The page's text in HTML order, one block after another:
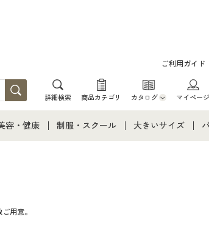
ご利用ガイド
詳細検索 商品カテゴリ カタログ
カタログ・チラシからのご注文
マイページ
て
容・健康 制服・スクール 大きいサイズ
用意。